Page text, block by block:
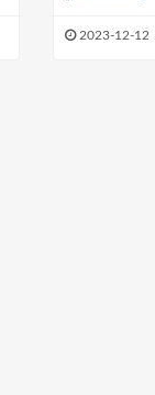
2023-12-12